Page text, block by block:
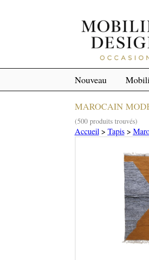
Nouveau
MAROCAIN
(500 produits trouvés)
Accueil> Tapis>